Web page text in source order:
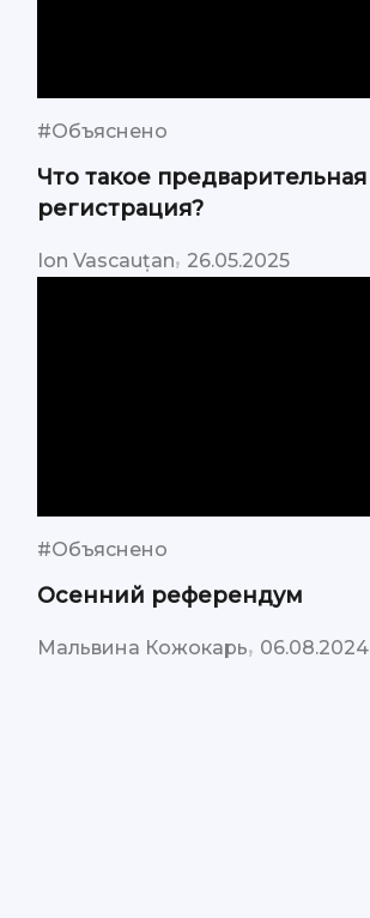
#Объяснено
Что такое предварительная
регистрация?
Ion Vascauțan, 26.05.2025
#Объяснено
Осенний референдум
Мальвина Кожокарь, 06.08.2024